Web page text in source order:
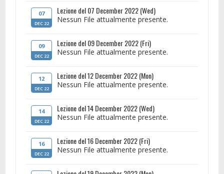
07
DEC 22
Lezione del 07 December 2022 (Wed)
Nessun File attualmente presente.
09
DEC 22
Lezione del 09 December 2022 (Fri)
Nessun File attualmente presente.
12
DEC 22
Lezione del 12 December 2022 (Mon)
Nessun File attualmente presente.
14
DEC 22
Lezione del 14 December 2022 (Wed)
Nessun File attualmente presente.
16
DEC 22
Lezione del 16 December 2022 (Fri)
Nessun File attualmente presente.